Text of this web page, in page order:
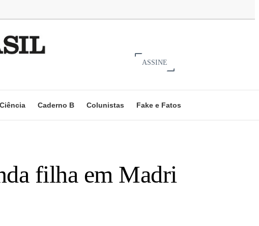
ASSINE
Ciência Caderno B Colunistas Fake e Fatos
filha em Madri